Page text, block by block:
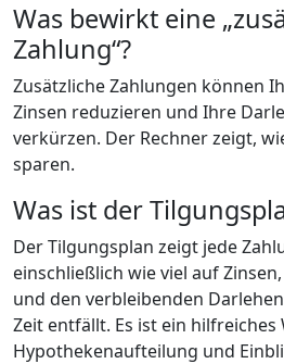
Was bewirkt eine
Zahlung“?
Zusätzliche Zahlungen können
Zinsen reduzieren und Ihre
verkürzen. Der Rechner zeigt,
sparen.
Was ist der
Der Tilgungsplan zeigt jede
einschließlich wie viel auf
und den verbleibenden
Zeit entfällt. Es ist ein
Hypothekenaufteilung und